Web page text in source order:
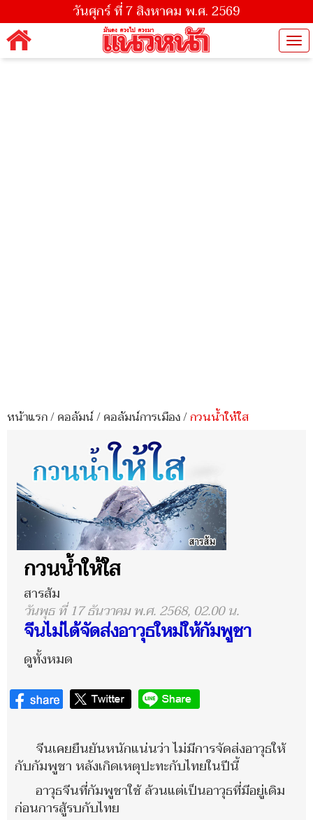
วันศุกร์ ที่ 7 สิงหาคม พ.ศ. 2569
หน้าแรก/คอลัมน์/คอลัมน์การเมือง/กวนน้ำให้ใส
กวนน้ำให้ใส
สารส้ม
วันพุธ ที่ 17 ธันวาคม พ.ศ. 2568, 02.00 น.
จีนไม่ได้จัดส่งอาวุธใหม่ให้กัมพูชา
ดูทั้งหมด
จีนเคยยืนยันหนักแน่นว่า ไม่มีการจัดส่งอาวุธให้
กับกัมพูชา หลังเกิดเหตุปะทะกับไทยในปีนี้
อาวุธจีนที่กัมพูชาใช้ ล้วนแต่เป็นอาวุธที่มีอยู่เดิม
ก่อนการสู้รบกับไทย